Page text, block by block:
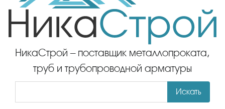
НикаСтрой – поставщик металлопроката,
труб и трубопроводной арматуры
Искать